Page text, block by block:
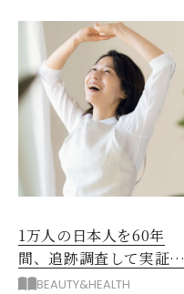
1万人の日本人を60年
間、追跡調査して実証！
健康寿命を延ばす3つの習
BEAUTY&HEALTH